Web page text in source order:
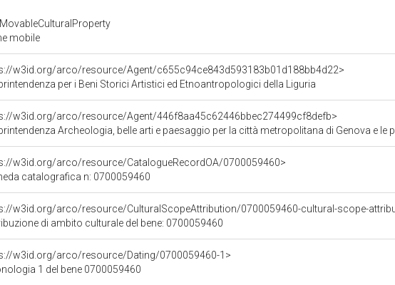
mobile
w3id.org/arco/resource/Agent/c655c94ce843d593183b01d188bb4d22>
per i Beni Storici Artistici ed Etnoantropologici della Liguria
w3id.org/arco/resource/Agent/446f8aa45c62446bbec274499cf8defb>
Archeologia, belle arti e paesaggio per la città metropolitana di Genova e le
w3id.org/arco/resource/CatalogueRecordOA/0700059460>
catalografica n: 0700059460
w3id.org/arco/resource/CulturalScopeAttribution/0700059460-cultural-scope-
di ambito culturale del bene: 0700059460
w3id.org/arco/resource/Dating/0700059460-1>
1 del bene 0700059460